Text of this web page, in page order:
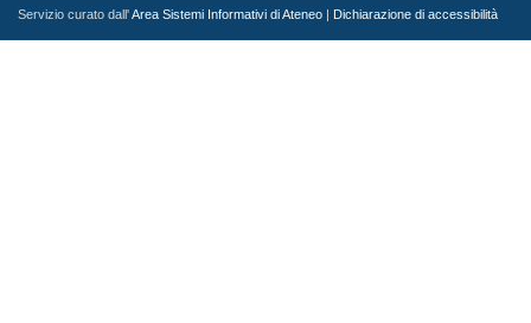
Servizio curato dall'Area Sistemi Informativi di Ateneo Dichiarazione di accessibilità